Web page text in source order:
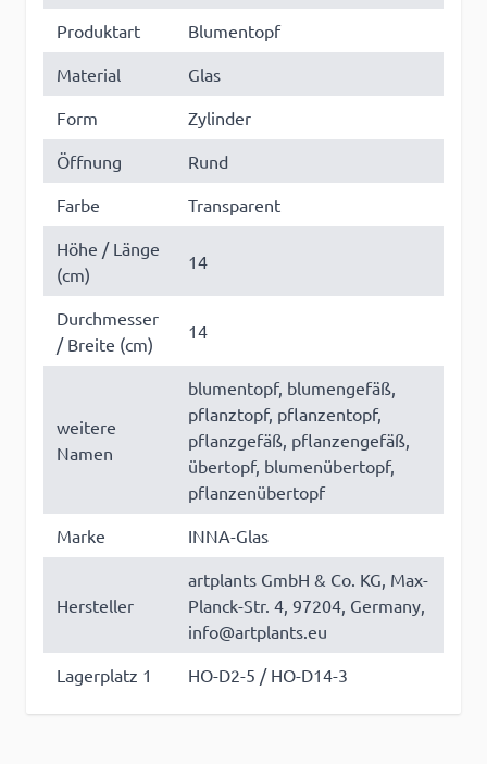
Produktart
Blumentopf
Material
Glas
Form
Zylinder
Öffnung
Rund
Farbe
Transparent
Höhe / Länge
(cm)
14
Durchmesser
/ Breite (cm)
14
weitere
Namen
blumentopf, blumengefäß,
pflanztopf, pflanzentopf,
pflanzgefäß, pflanzengefäß,
übertopf, blumenübertopf,
pflanzenübertopf
Marke
INNA-Glas
Hersteller
artplants GmbH & Co. KG, Max-
Planck-Str. 4, 97204, Germany,
info@artplants.eu
Lagerplatz 1
HO-D2-5 / HO-D14-3